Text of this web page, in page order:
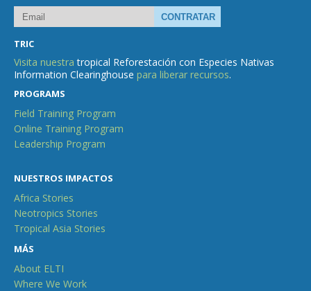
TRIC
Visita nuestra tropical Reforestación con Especies Nativas
Information Clearinghouse para liberar recursos.
PROGRAMS
Field Training Program
Online Training Program
Leadership Program
NUESTROS IMPACTOS
Africa Stories
Neotropics Stories
Tropical Asia Stories
MÁS
About ELTI
Where We Work